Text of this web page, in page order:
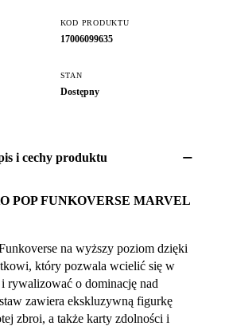
KOD PRODUKTU
17006099635
STAN
Dostępny
i cechy produktu
POP FUNKOVERSE MARVEL
na wyższy poziom dzięki
który pozwala wcielić się w
rywalizować o dominację nad
zawiera ekskluzywną figurkę
zbroi, a także karty zdolności i